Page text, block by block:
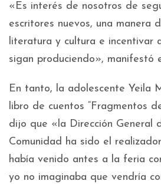
«Es interés de nosotros de
escritores nuevos, una manera
literatura y cultura e incentivar
sigan produciendo», manifestó
En tanto, la adolescente Yeila
libro de cuentos “Fragmentos
dijo que «la Dirección General
Comunidad ha sido el
había venido antes a la feria
yo no imaginaba que vendría